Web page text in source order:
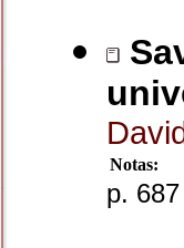
Notas:
p.